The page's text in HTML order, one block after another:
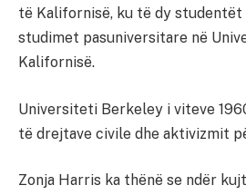
të Kalifornisë, ku të dy
studimet pasuniversitare në
Kalifornisë.
Universiteti Berkeley i viteve
të drejtave civile dhe aktivizmit
Zonja Harris ka thënë se ndër